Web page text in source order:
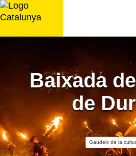
Saltar
al
Baixada
de
Gaudeix de la